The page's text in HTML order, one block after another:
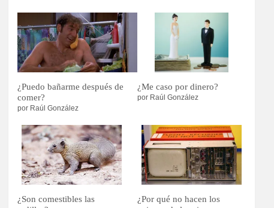
¿Puedo bañarme después de
comer?
por Raúl González
¿Me caso por dinero?
por Raúl González
¿Son comestibles las
¿Por qué no hacen los